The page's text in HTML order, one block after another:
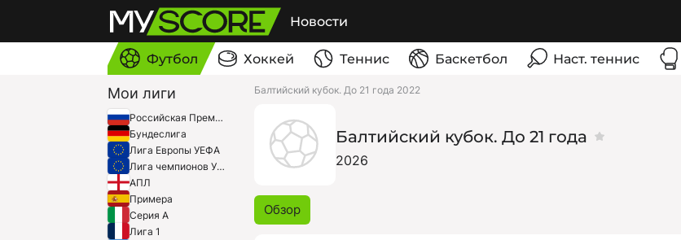
Новости
Футбол Хоккей Теннис Баскетбол Наст. теннис
Мои лиги
Российская Премьер-Лига
Бундеслига
Лига Европы УЕФА
Лига чемпионов УЕФА
АПЛ
Примера
Серия A
Лига 1
Балтийский кубок. До 21 года 2022
Балтийский кубок. До 21 года
2026
Обзор